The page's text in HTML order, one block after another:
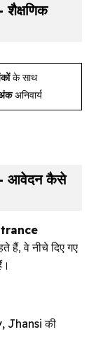
के साथ
अनिवार्य
आवेदन कैसे
हैं, वे नीचे दिए गए
Jhansi की